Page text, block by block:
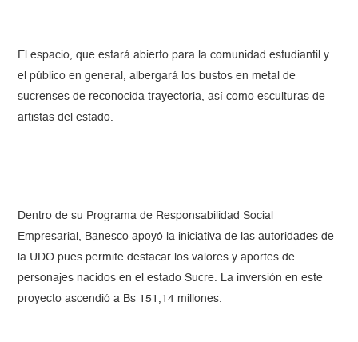
El espacio, que estará abierto para la comunidad estudiantil y
el público en general, albergará los bustos en metal de
sucrenses de reconocida trayectoria, así como esculturas de
artistas del estado.
Dentro de su Programa de Responsabilidad Social
Empresarial, Banesco apoyó la iniciativa de las autoridades de
la UDO pues permite destacar los valores y aportes de
personajes nacidos en el estado Sucre. La inversión en este
proyecto ascendió a Bs 151,14 millones.